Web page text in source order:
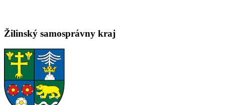
Žilinský samosprávny kraj